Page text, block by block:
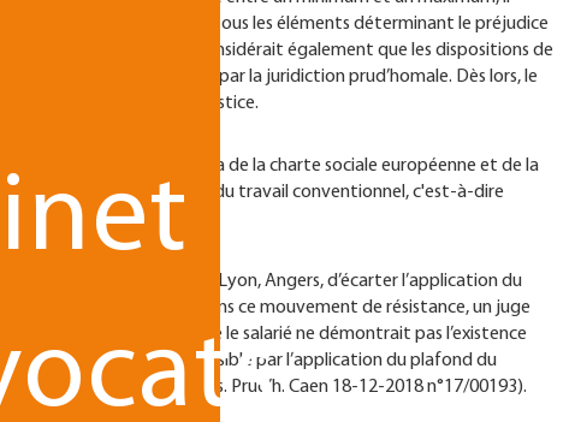
de prendre en compte tous les éléments déterminant le préjudice
de l’indemnité. Il considérait également que les dispositions de
directement applicables par la juridiction prud’homale. Dès lors, le
enceintes des palais de justice.
décision divergente, au visa de la charte sociale européenne et de la
l’article L. 1235-3 du Code du travail conventionnel, c'est-à-dire
12-2018 n°18/00036).
d'Amiens, Genoble, Lyon, Angers, d’écarter l’application du
sus-visées. Dans ce mouvement de résistance, un juge
barème estimant que le salarié ne démontrait pas l’existence
rendue impossible par l’application du plafond du
juge départiteur (Cons. Prud’h. Caen 18-12-2018 n°17/00193).